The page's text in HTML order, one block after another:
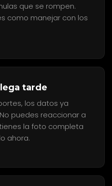
que se rompen.
como manejar con los
tarde
los datos ya
puedes reaccionar a
la foto completa
ahora.